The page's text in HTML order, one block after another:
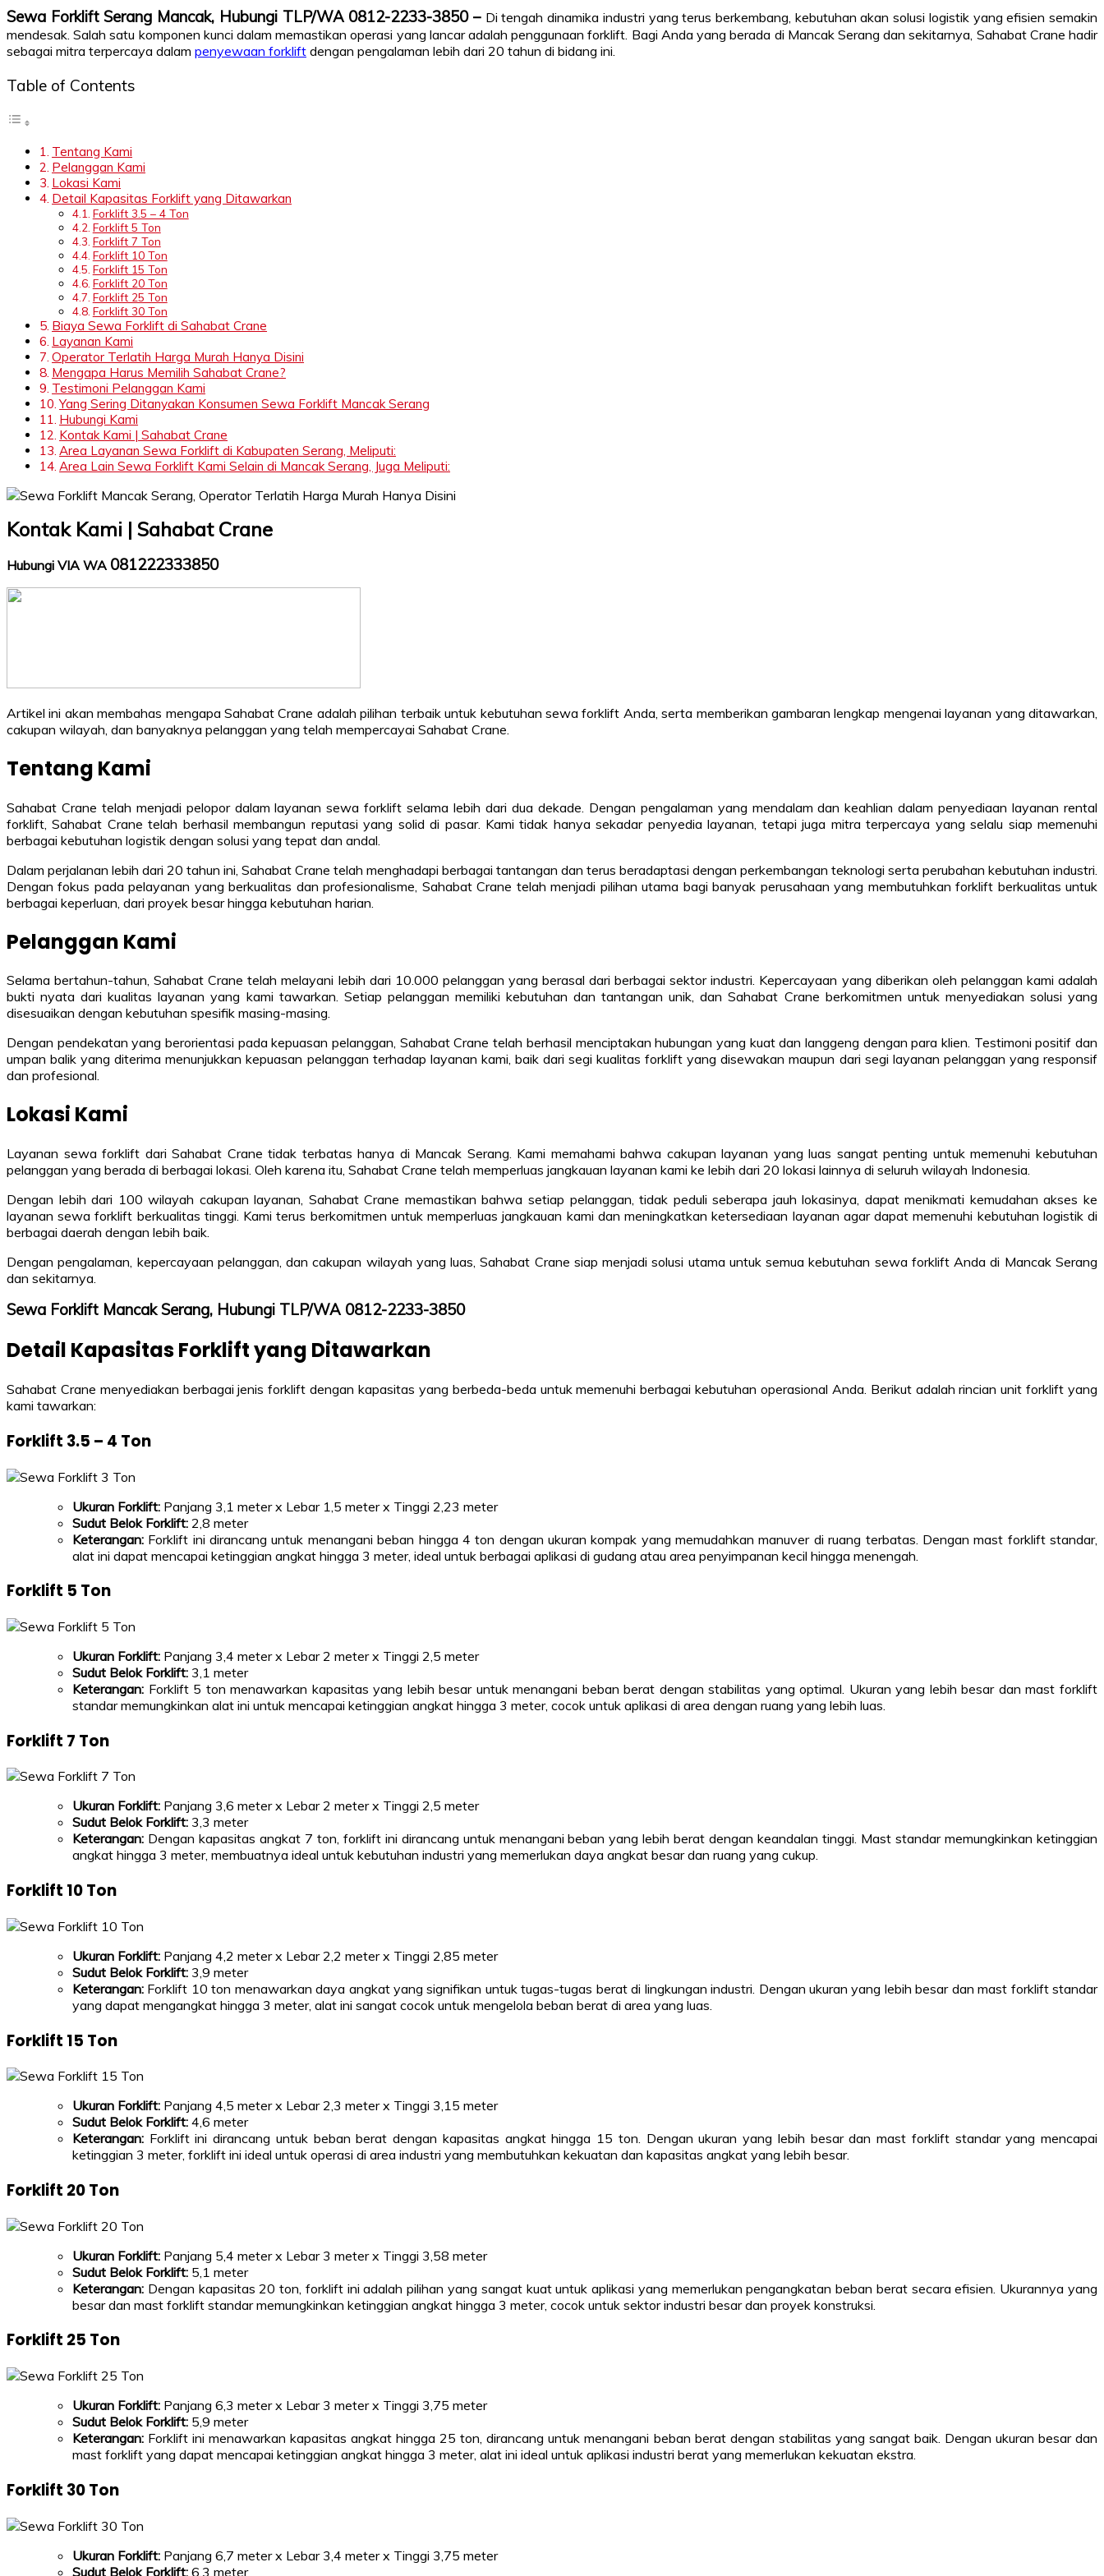
Sewa Forklift Serang Mancak, Hubungi TLP/WA 0812-2233-3850 – Di tengah dinamika industri yang terus berkembang, kebutuhan akan solusi logistik yang efisien semakin
mendesak. Salah satu komponen kunci dalam memastikan operasi yang lancar adalah penggunaan forklift. Bagi Anda yang berada di Mancak Serang dan sekitarnya, Sahabat Crane hadir
sebagai mitra terpercaya dalam penyewaan forklift dengan pengalaman lebih dari 20 tahun di bidang ini.
Table of Contents
Tentang Kami
Pelanggan Kami
Lokasi Kami
Detail Kapasitas Forklift yang Ditawarkan
Forklift 3.5 – 4 Ton
Forklift 5 Ton
Forklift 7 Ton
Forklift 10 Ton
Forklift 15 Ton
Forklift 20 Ton
Forklift 25 Ton
Forklift 30 Ton
Biaya Sewa Forklift di Sahabat Crane
Layanan Kami
Operator Terlatih Harga Murah Hanya Disini
Mengapa Harus Memilih Sahabat Crane?
Testimoni Pelanggan Kami
Yang Sering Ditanyakan Konsumen Sewa Forklift Mancak Serang
Hubungi Kami
Kontak Kami | Sahabat Crane
Area Layanan Sewa Forklift di Kabupaten Serang, Meliputi:
Area Lain Sewa Forklift Kami Selain di Mancak Serang, Juga Meliputi:
Kontak Kami | Sahabat Crane
Hubungi VIA WA 081222333850
Artikel ini akan membahas mengapa Sahabat Crane adalah pilihan terbaik untuk kebutuhan sewa forklift Anda, serta memberikan gambaran lengkap mengenai layanan yang ditawarkan,
cakupan wilayah, dan banyaknya pelanggan yang telah mempercayai Sahabat Crane.
Tentang Kami
Sahabat Crane telah menjadi pelopor dalam layanan sewa forklift selama lebih dari dua dekade. Dengan pengalaman yang mendalam dan keahlian dalam penyediaan layanan rental
forklift, Sahabat Crane telah berhasil membangun reputasi yang solid di pasar. Kami tidak hanya sekadar penyedia layanan, tetapi juga mitra terpercaya yang selalu siap memenuhi
berbagai kebutuhan logistik dengan solusi yang tepat dan andal.
Dalam perjalanan lebih dari 20 tahun ini, Sahabat Crane telah menghadapi berbagai tantangan dan terus beradaptasi dengan perkembangan teknologi serta perubahan kebutuhan industri.
Dengan fokus pada pelayanan yang berkualitas dan profesionalisme, Sahabat Crane telah menjadi pilihan utama bagi banyak perusahaan yang membutuhkan forklift berkualitas untuk
berbagai keperluan, dari proyek besar hingga kebutuhan harian.
Pelanggan Kami
Selama bertahun-tahun, Sahabat Crane telah melayani lebih dari 10.000 pelanggan yang berasal dari berbagai sektor industri. Kepercayaan yang diberikan oleh pelanggan kami adalah
bukti nyata dari kualitas layanan yang kami tawarkan. Setiap pelanggan memiliki kebutuhan dan tantangan unik, dan Sahabat Crane berkomitmen untuk menyediakan solusi yang
disesuaikan dengan kebutuhan spesifik masing-masing.
Dengan pendekatan yang berorientasi pada kepuasan pelanggan, Sahabat Crane telah berhasil menciptakan hubungan yang kuat dan langgeng dengan para klien. Testimoni positif dan
umpan balik yang diterima menunjukkan kepuasan pelanggan terhadap layanan kami, baik dari segi kualitas forklift yang disewakan maupun dari segi layanan pelanggan yang responsif
dan profesional.
Lokasi Kami
Layanan sewa forklift dari Sahabat Crane tidak terbatas hanya di Mancak Serang. Kami memahami bahwa cakupan layanan yang luas sangat penting untuk memenuhi kebutuhan
pelanggan yang berada di berbagai lokasi. Oleh karena itu, Sahabat Crane telah memperluas jangkauan layanan kami ke lebih dari 20 lokasi lainnya di seluruh wilayah Indonesia.
Dengan lebih dari 100 wilayah cakupan layanan, Sahabat Crane memastikan bahwa setiap pelanggan, tidak peduli seberapa jauh lokasinya, dapat menikmati kemudahan akses ke
layanan sewa forklift berkualitas tinggi. Kami terus berkomitmen untuk memperluas jangkauan kami dan meningkatkan ketersediaan layanan agar dapat memenuhi kebutuhan logistik di
berbagai daerah dengan lebih baik.
Dengan pengalaman, kepercayaan pelanggan, dan cakupan wilayah yang luas, Sahabat Crane siap menjadi solusi utama untuk semua kebutuhan sewa forklift Anda di Mancak Serang
dan sekitarnya.
Sewa Forklift Mancak Serang, Hubungi TLP/WA 0812-2233-3850
Detail Kapasitas Forklift yang Ditawarkan
Sahabat Crane menyediakan berbagai jenis forklift dengan kapasitas yang berbeda-beda untuk memenuhi berbagai kebutuhan operasional Anda. Berikut adalah rincian unit forklift yang
kami tawarkan:
Forklift 3.5 – 4 Ton
Ukuran Forklift: Panjang 3,1 meter x Lebar 1,5 meter x Tinggi 2,23 meter
Sudut Belok Forklift: 2,8 meter
Keterangan: Forklift ini dirancang untuk menangani beban hingga 4 ton dengan ukuran kompak yang memudahkan manuver di ruang terbatas. Dengan mast forklift standar,
alat ini dapat mencapai ketinggian angkat hingga 3 meter, ideal untuk berbagai aplikasi di gudang atau area penyimpanan kecil hingga menengah.
Forklift 5 Ton
Ukuran Forklift: Panjang 3,4 meter x Lebar 2 meter x Tinggi 2,5 meter
Sudut Belok Forklift: 3,1 meter
Keterangan: Forklift 5 ton menawarkan kapasitas yang lebih besar untuk menangani beban berat dengan stabilitas yang optimal. Ukuran yang lebih besar dan mast forklift
standar memungkinkan alat ini untuk mencapai ketinggian angkat hingga 3 meter, cocok untuk aplikasi di area dengan ruang yang lebih luas.
Forklift 7 Ton
Ukuran Forklift: Panjang 3,6 meter x Lebar 2 meter x Tinggi 2,5 meter
Sudut Belok Forklift: 3,3 meter
Keterangan: Dengan kapasitas angkat 7 ton, forklift ini dirancang untuk menangani beban yang lebih berat dengan keandalan tinggi. Mast standar memungkinkan ketinggian
angkat hingga 3 meter, membuatnya ideal untuk kebutuhan industri yang memerlukan daya angkat besar dan ruang yang cukup.
Forklift 10 Ton
Ukuran Forklift: Panjang 4,2 meter x Lebar 2,2 meter x Tinggi 2,85 meter
Sudut Belok Forklift: 3,9 meter
Keterangan: Forklift 10 ton menawarkan daya angkat yang signifikan untuk tugas-tugas berat di lingkungan industri. Dengan ukuran yang lebih besar dan mast forklift standar
yang dapat mengangkat hingga 3 meter, alat ini sangat cocok untuk mengelola beban berat di area yang luas.
Forklift 15 Ton
Ukuran Forklift: Panjang 4,5 meter x Lebar 2,3 meter x Tinggi 3,15 meter
Sudut Belok Forklift: 4,6 meter
Keterangan: Forklift ini dirancang untuk beban berat dengan kapasitas angkat hingga 15 ton. Dengan ukuran yang lebih besar dan mast forklift standar yang mencapai
ketinggian 3 meter, forklift ini ideal untuk operasi di area industri yang membutuhkan kekuatan dan kapasitas angkat yang lebih besar.
Forklift 20 Ton
Ukuran Forklift: Panjang 5,4 meter x Lebar 3 meter x Tinggi 3,58 meter
Sudut Belok Forklift: 5,1 meter
Keterangan: Dengan kapasitas 20 ton, forklift ini adalah pilihan yang sangat kuat untuk aplikasi yang memerlukan pengangkatan beban berat secara efisien. Ukurannya yang
besar dan mast forklift standar memungkinkan ketinggian angkat hingga 3 meter, cocok untuk sektor industri besar dan proyek konstruksi.
Forklift 25 Ton
Ukuran Forklift: Panjang 6,3 meter x Lebar 3 meter x Tinggi 3,75 meter
Sudut Belok Forklift: 5,9 meter
Keterangan: Forklift ini menawarkan kapasitas angkat hingga 25 ton, dirancang untuk menangani beban berat dengan stabilitas yang sangat baik. Dengan ukuran besar dan
mast forklift yang dapat mencapai ketinggian angkat hingga 3 meter, alat ini ideal untuk aplikasi industri berat yang memerlukan kekuatan ekstra.
Forklift 30 Ton
Ukuran Forklift: Panjang 6,7 meter x Lebar 3,4 meter x Tinggi 3,75 meter
Sudut Belok Forklift: 6,3 meter